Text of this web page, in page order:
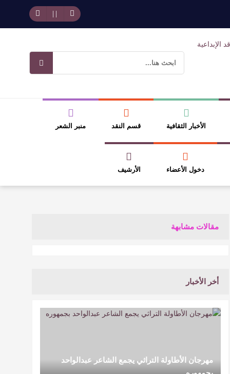
الجائزة
الأخبار الثقافية قسم النقد منبر الشعر
دخول الأعضاء الأرشيف
مقالات مشابهة
أخر الأخبار
مهرجان الأطاولة التراثي يجمع الشاعر عبدالواحد